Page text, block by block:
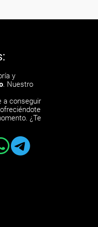
y
. Nuestro
a conseguir
¿Te